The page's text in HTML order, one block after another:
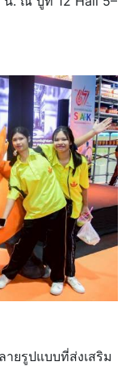
ายรูปแบบที่ส่งเสริม